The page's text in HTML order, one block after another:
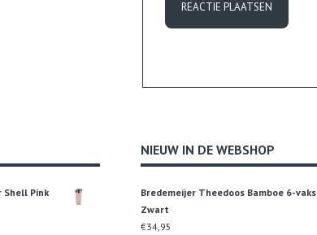
Shell Pink
NIEUW IN DE WEBSHOP
Bredemeijer Theedoos Bamboe 6-vaks
Zwart
€34,95